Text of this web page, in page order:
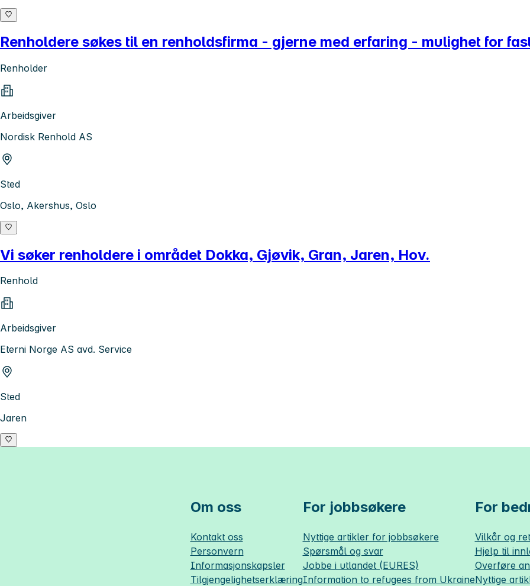
Renholdere søkes til en renholdsfirma - gjerne med erfaring - mulighet for
Renholder
Arbeidsgiver
Nordisk Renhold AS
Sted
Oslo, Akershus, Oslo
Vi søker renholdere i området Dokka, Gjøvik, Gran, Jaren, Hov.
Renhold
Arbeidsgiver
Eterni Norge AS avd. Service
Sted
Jaren
Om oss
Kontakt oss
Personvern
Informasjonskapsler
Tilgjengelighetserklæring
For jobbsøkere
Nyttige artikler for jobbsøkere
Spørsmål og svar
Jobbe i utlandet (EURES)
Information to refugees from Ukraine
For
Vilkår og
Hjelp til
Overføre
Nyttige